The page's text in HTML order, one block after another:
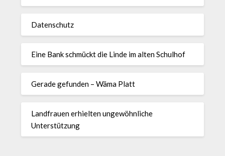
Datenschutz
Eine Bank schmückt die Linde im alten Schulhof
Gerade gefunden – Wäma Platt
Landfrauen erhielten ungewöhnliche
Unterstützung